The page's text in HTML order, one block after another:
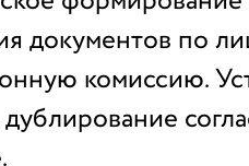
документов по
комиссию.